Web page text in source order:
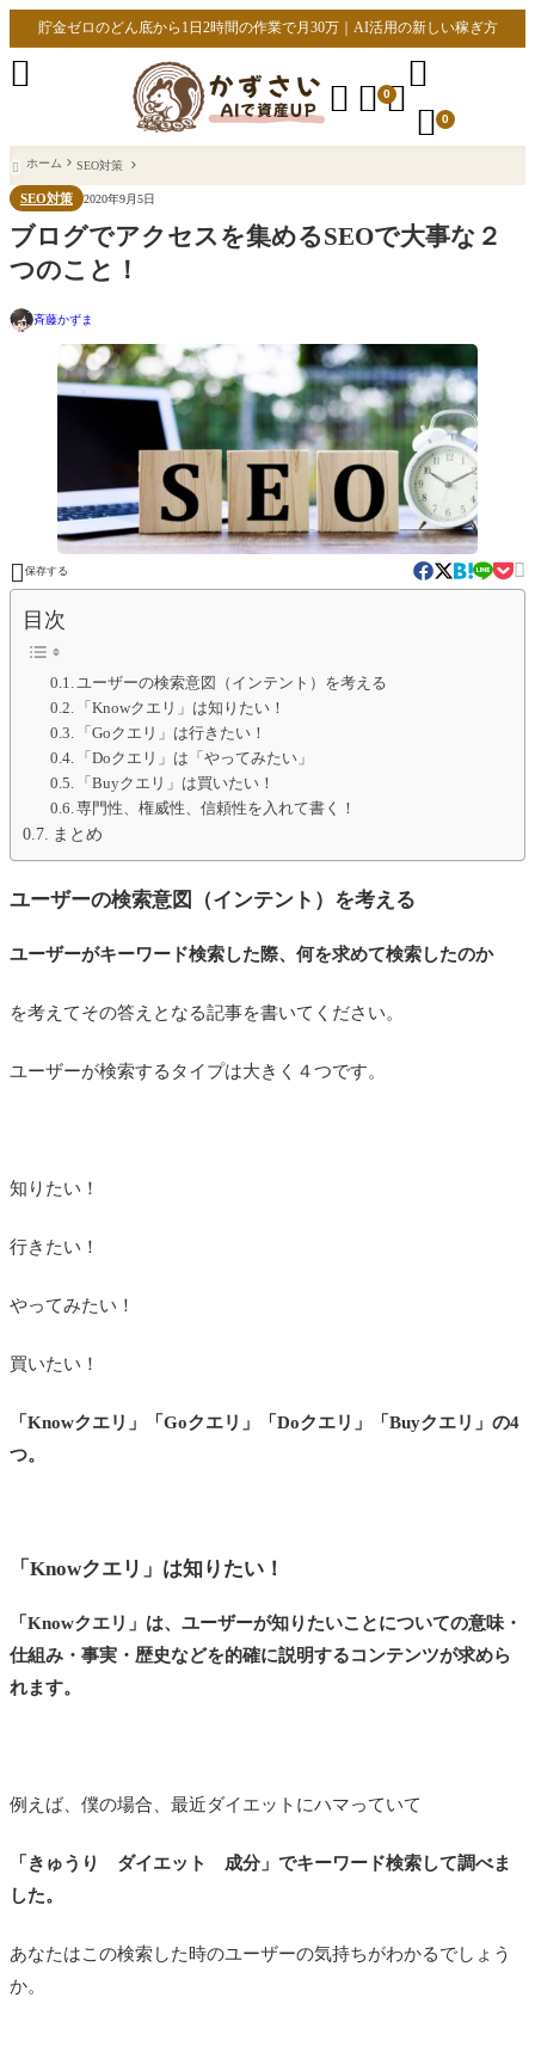
貯金ゼロのどん底から1日2時間の作業で月30万｜AI活用の新しい稼ぎ方
  0

 0

 ホーム SEO対策
SEO対策 2020年9月5日
ブログでアクセスを集めるSEOで大事な２
つのこと！
斉藤かずま
 保存する 
目次
ユーザーの検索意図（インテント）を考える
「Knowクエリ」は知りたい！
「Goクエリ」は行きたい！
「Doクエリ」は「やってみたい」
「Buyクエリ」は買いたい！
専門性、権威性、信頼性を入れて書く！
まとめ
ユーザーの検索意図（インテント）を考える
ユーザーがキーワード検索した際、何を求めて検索したのか
を考えてその答えとなる記事を書いてください。
ユーザーが検索するタイプは大きく４つです。
知りたい！
行きたい！
やってみたい！
買いたい！
「Knowクエリ」「Goクエリ」「Doクエリ」「Buyクエリ」の4
つ。
「Knowクエリ」は知りたい！
「Knowクエリ」は、ユーザーが知りたいことについての意味・
仕組み・事実・歴史などを的確に説明するコンテンツが求めら
れます。
例えば、僕の場合、最近ダイエットにハマっていて
「きゅうり ダイエット 成分」でキーワード検索して調べま
した。
あなたはこの検索した時のユーザーの気持ちがわかるでしょう
か。